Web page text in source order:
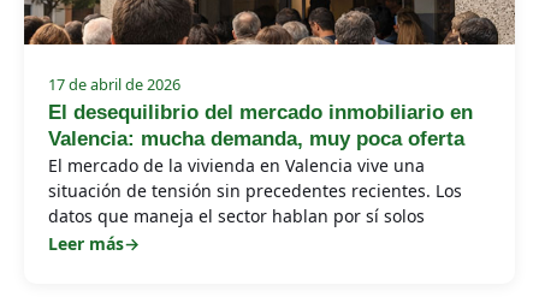
17 de abril de 2026
El desequilibrio del mercado inmobiliario en
Valencia: mucha demanda, muy poca oferta
El mercado de la vivienda en Valencia vive una
situación de tensión sin precedentes recientes. Los
datos que maneja el sector hablan por sí solos
Leer más→